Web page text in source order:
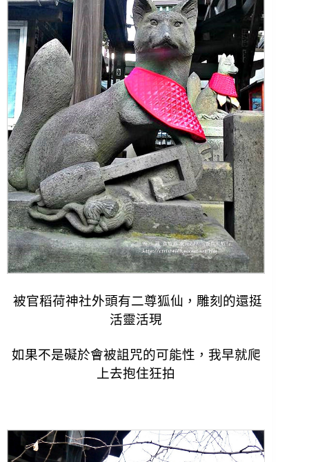
被官稻荷神社外頭有二尊狐仙，雕刻的還挺
活靈活現
如果不是礙於會被詛咒的可能性，我早就爬
上去抱住狂拍